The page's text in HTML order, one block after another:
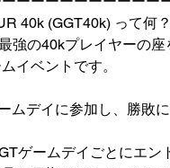
40k (GGT40k) って何
強の40kプレイヤーの
イベントです。
ムデイに参加し、勝敗
ゲームデイごとにエ